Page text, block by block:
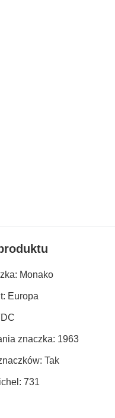
Monako
Europa
znaczka: 1963
Tak
731